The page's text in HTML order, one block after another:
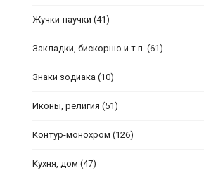
Жучки-паучки (41)
Закладки, бискорню и т.п. (61)
Знаки зодиака (10)
Иконы, религия (51)
Контур-монохром (126)
Кухня, дом (47)